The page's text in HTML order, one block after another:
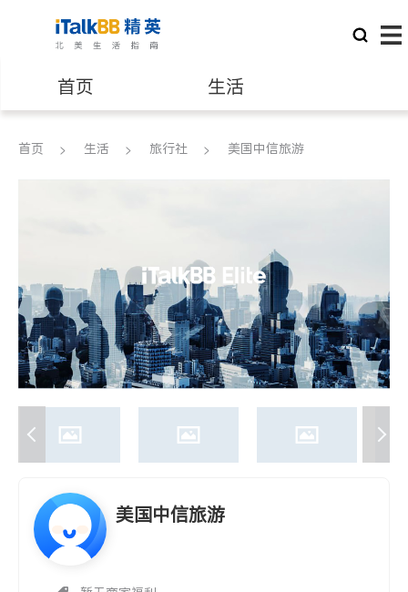
首页 生活
医生 律师
养老 非盈利组织
首页 生活 旅行社 美国中信旅游
美国中信旅游